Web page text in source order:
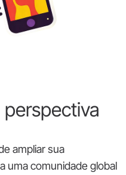
ampliar sua
uma comunidade global